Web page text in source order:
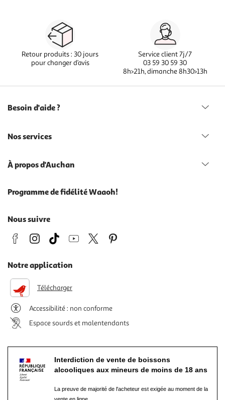
Retour produits : 30 jours
pour changer d’avis
Service client 7j/7
03 59 30 59 30
8h>21h, dimanche 8h30>13h
Besoin d'aide ?
Nos services
À propos d'Auchan
Programme de fidélité Waaoh!
Nous suivre
Notre application
Télécharger
Accessibilité : non conforme
Espace sourds et malentendants
Interdiction de vente de boissons
alcooliques aux mineurs de moins de 18 ans
La preuve de majorité de l'acheteur est exigée au moment de la
vente en ligne.